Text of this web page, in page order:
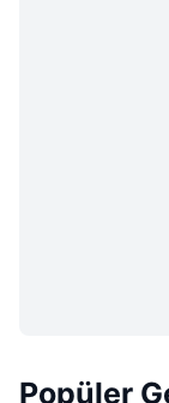
Popüler